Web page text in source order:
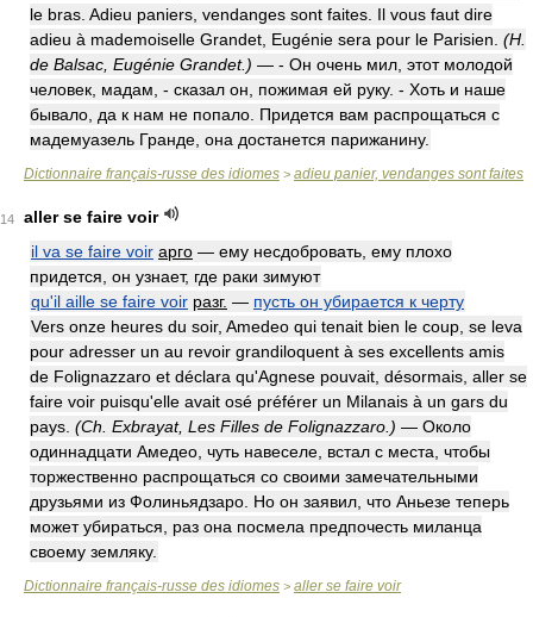
le bras. Adieu paniers, vendanges sont faites. Il vous faut dire
adieu à mademoiselle Grandet, Eugénie sera pour le Parisien. (H.
de Balsac, Eugénie Grandet.) — - Он очень мил, этот молодой
человек, мадам, - сказал он, пожимая ей руку. - Хоть и наше
бывало, да к нам не попало. Придется вам распрощаться с
мадемуазель Гранде, она достанется парижанину.
Dictionnaire français-russe des idiomes > adieu panier, vendanges sont faites
14
aller se faire voir
il va se faire voir арго — ему несдобровать, ему плохо
придется, он узнает, где раки зимуют
qu'il aille se faire voir разг. — пусть он убирается к черту
Vers onze heures du soir, Amedeo qui tenait bien le coup, se leva
pour adresser un au revoir grandiloquent à ses excellents amis
de Folignazzaro et déclara qu'Agnese pouvait, désormais, aller se
faire voir puisqu'elle avait osé préférer un Milanais à un gars du
pays. (Ch. Exbrayat, Les Filles de Folignazzaro.) — Около
одиннадцати Амедео, чуть навеселе, встал с места, чтобы
торжественно распрощаться со своими замечательными
друзьями из Фолиньядзаро. Но он заявил, что Аньезе теперь
может убираться, раз она посмела предпочесть миланца
своему земляку.
Dictionnaire français-russe des idiomes > aller se faire voir